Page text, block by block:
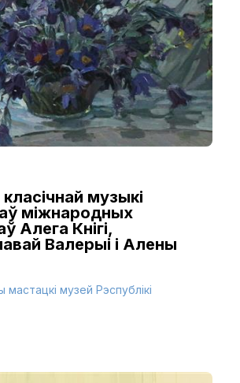
музыкі
міжнародных
Алега Кнігі,
Валерыі і Алены
музей Рэспублікі